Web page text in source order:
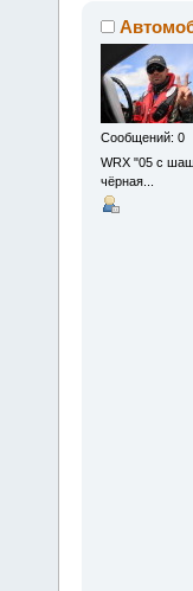
Сообщений: 0
WRX "05 с
чёрная...